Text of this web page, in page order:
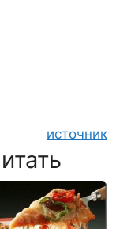
источник